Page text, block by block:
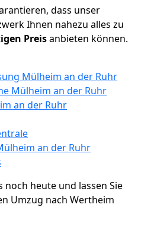
dass unser
Ihnen nahezu alles zu
Preisanbieten können.
Mülheim an der Ruhr
Mülheim an der Ruhr
an der Ruhr
an der Ruhr
noch heute und lassen Sie
Umzug nach Wertheim